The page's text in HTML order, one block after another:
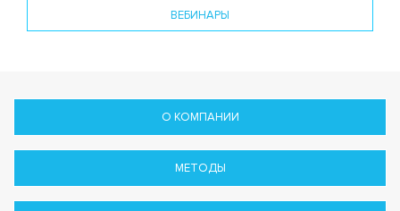
ВЕБИНАРЫ
О КОМПАНИИ
МЕТОДЫ